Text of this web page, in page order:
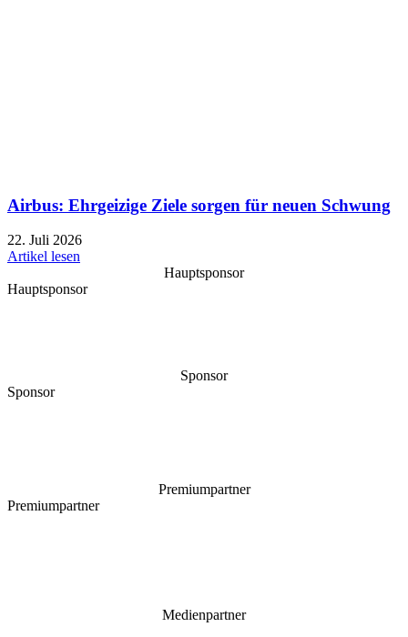
Airbus: Ehrgeizige Ziele sorgen für neuen Schwung
22. Juli 2026
Artikel lesen
Hauptsponsor
Hauptsponsor
Sponsor
Sponsor
Premiumpartner
Premiumpartner
Medienpartner